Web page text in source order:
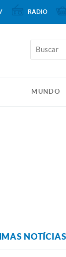
MUNDO
NOTÍCIAS
RÁDIO